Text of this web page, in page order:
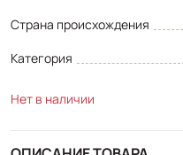
Страна происхождения
Категория
Нет в наличии